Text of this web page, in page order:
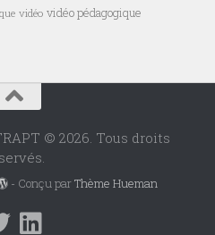
vidéo vidéo pédagogique
© 2026. Tous droits
- Conçu parThème Hueman